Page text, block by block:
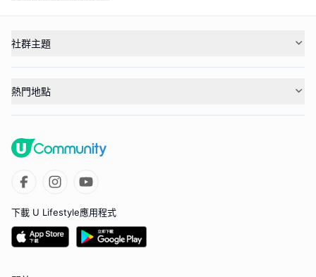
社群主題
熱門地點
下載 U Lifestyle應用程式